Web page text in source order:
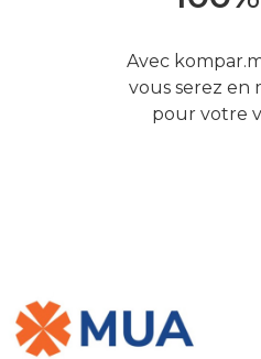
Avec
vous serez en
pour votre